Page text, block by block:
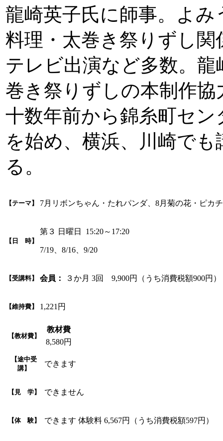
龍崎英子氏に師事。よみ
料理・太巻き祭りずし関
テレビ出演など多数。龍
巻き祭りずしの本制作協
十数年前から錦糸町セン
を始め、横浜、川崎でも
る。
【テーマ】 7月リボンちゃん・たれパンダ、8月菊の花・ピカ
【日 時】
第３ 日曜日 15:20～17:20
7/19、8/16、9/20
【受講料】 会員： ３か月 3回 9,900円（うち消費税額900円）
【維持費】 1,221円
【教材費】
教材費
8,580円
【途中受
講】
できます
【見 学】 できません
【体 験】 できます 体験料 6,567円（うち消費税額597円）